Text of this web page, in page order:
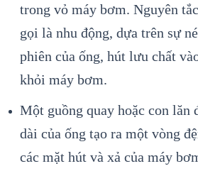
trong vỏ máy bơm. Nguyên
gọi là nhu động, dựa trên sự
phiên của ống, hút lưu chất
khỏi máy bơm.
Một guồng quay hoặc con lăn
dài của ống tạo ra một vòng
các mặt hút và xả của máy